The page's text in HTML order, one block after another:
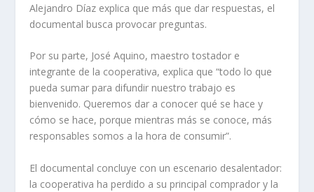
Alejandro Díaz explica que más que dar respuestas, el
documental busca provocar preguntas.
Por su parte, José Aquino, maestro tostador e
integrante de la cooperativa, explica que “todo lo que
pueda sumar para difundir nuestro trabajo es
bienvenido. Queremos dar a conocer qué se hace y
cómo se hace, porque mientras más se conoce, más
responsables somos a la hora de consumir”.
El documental concluye con un escenario desalentador:
la cooperativa ha perdido a su principal comprador y la